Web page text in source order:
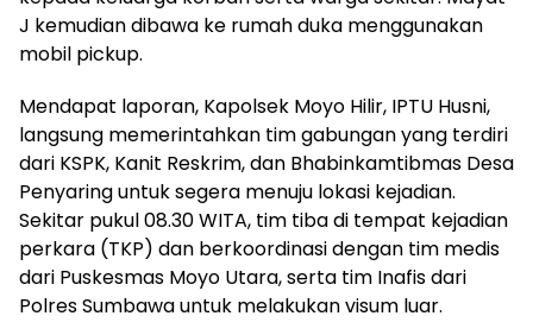
J kemudian dibawa ke rumah duka menggunakan
mobil pickup.
Mendapat laporan, Kapolsek Moyo Hilir, IPTU Husni,
langsung memerintahkan tim gabungan yang terdiri
dari KSPK, Kanit Reskrim, dan Bhabinkamtibmas Desa
Penyaring untuk segera menuju lokasi kejadian.
Sekitar pukul 08.30 WITA, tim tiba di tempat kejadian
perkara (TKP) dan berkoordinasi dengan tim medis
dari Puskesmas Moyo Utara, serta tim Inafis dari
Polres Sumbawa untuk melakukan visum luar.